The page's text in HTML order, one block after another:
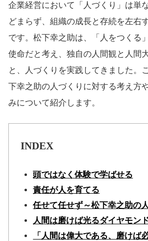
企業経営において「人づくり」は単
どまらず、組織の成長と存続を左右
です。松下幸之助は、「人をつくる
使命だと考え、独自の人間観と人間
と、人づくりを実践してきました。
下幸之助の人づくりに対する考え方
みについて紹介します。
INDEX
頭ではなく体験で学ばせる
責任が人を育てる
任せて任せず～松下幸之助の
人間は磨けば光るダイヤモン
「人間は偉大である、磨けば